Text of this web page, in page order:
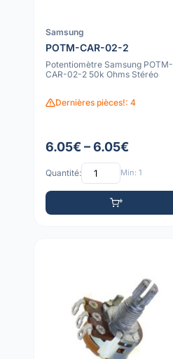
Samsung
POTM-CAR-02-2
Potentiomètre Samsung POTM-
CAR-02-2 50k Ohms Stéréo
Dernières pièces!: 4
6.05€ – 6.05€
Quantité: Min: 1